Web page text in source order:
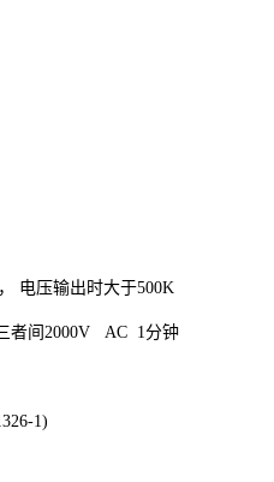
压输出时大于500K
间2000V AC 1分钟
1)